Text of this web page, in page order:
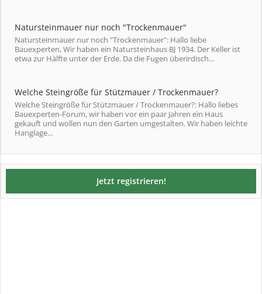
Natursteinmauer nur noch "Trockenmauer"
Natursteinmauer nur noch "Trockenmauer": Hallo liebe
Bauexperten, Wir haben ein Natursteinhaus BJ 1934. Der Keller ist
etwa zur Hälfte unter der Erde. Da die Fugen überirdisch...
Welche Steingröße für Stützmauer / Trockenmauer?
Welche Steingröße für Stützmauer / Trockenmauer?: Hallo liebes
Bauexperten-Forum, wir haben vor ein paar Jahren ein Haus
gekauft und wollen nun den Garten umgestalten. Wir haben leichte
Hanglage...
Jetzt registrieren!